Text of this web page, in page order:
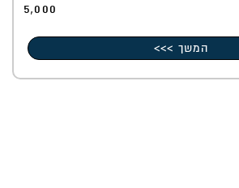
5,000
המשך >>>